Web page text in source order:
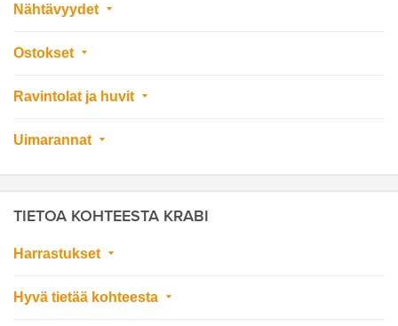
Nähtävyydet
Ostokset
Ravintolat ja huvit
Uimarannat
TIETOA KOHTEESTA KRABI
Harrastukset
Hyvä tietää kohteesta